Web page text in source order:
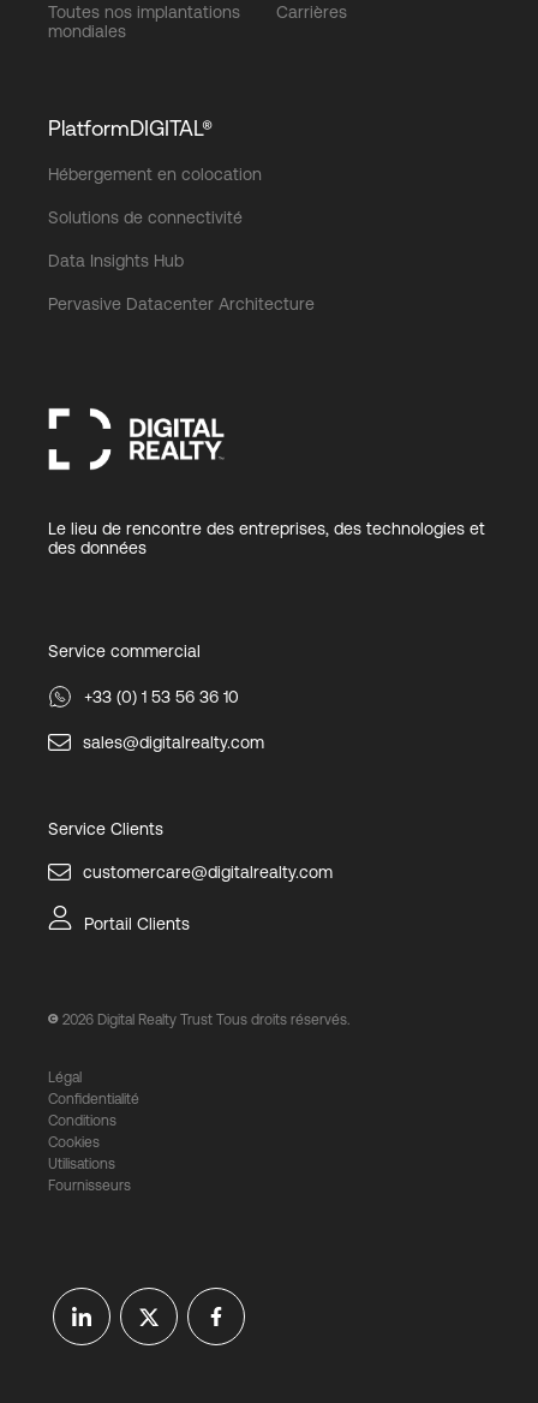
Toutes nos implantations
mondiales
Carrières
PlatformDIGITAL®
Hébergement en colocation
Solutions de connectivité
Data Insights Hub
Pervasive Datacenter Architecture
Le lieu de rencontre des entreprises, des technologies et
des données
Service commercial
+33 (0) 1 53 56 36 10
sales@digitalrealty.com
Service Clients
customercare@digitalrealty.com
Portail Clients
2026 Digital Realty Trust Tous droits réservés.
Légal
Confidentialité
Conditions
Cookies
Utilisations
Fournisseurs